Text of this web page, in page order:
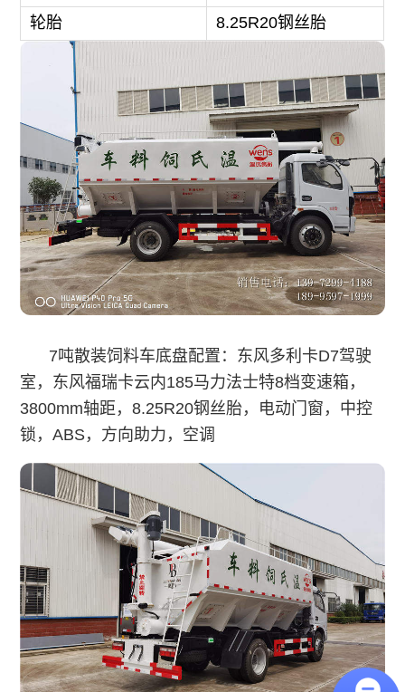
轮胎
8.25R20钢丝胎
7吨散装饲料车底盘配置：东风多利卡D7驾驶
室，东风福瑞卡云内185马力法士特8档变速箱，
3800mm轴距，8.25R20钢丝胎，电动门窗，中控
锁，ABS，方向助力，空调